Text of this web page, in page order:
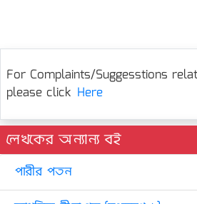
For Complaints/Suggesstions
please click Here
লেখকের অন্যান্য বই
পারীর পতন